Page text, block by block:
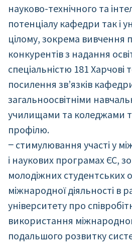
науково-технічного та
потенціалу кафедри так і
цілому, зокрема вивчення
конкурентів з надання
спеціальністю 181 Харчові
посилення зв’язків
загальноосвітніми
училищами та коледжами
профілю.
‒ стимулювання участі у
і наукових програмах ЄС,
молодіжних студентських
міжнародної діяльності в
університету про
використання
подальшого розвитку